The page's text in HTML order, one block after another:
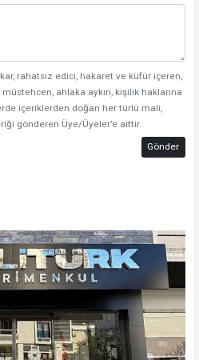
rahatsız edici, hakaret ve küfür içeren,
müstehcen, ahlaka aykırı, kişilik haklarına
içeriklerden doğan her türlü mali,
gönderen Üye/Üyeler’e aittir.
Gönder